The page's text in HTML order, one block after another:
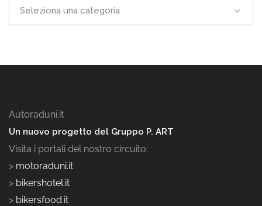
Seleziona una categoria
Autoraduni.it
Un nuovo progetto del Gruppo P. ART
Visita i portali del nostro circuito:
> motoraduni.it
> bikershotel.it
> bikersfood.it